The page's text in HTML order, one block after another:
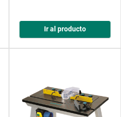
Ir al producto